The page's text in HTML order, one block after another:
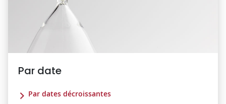
Par date
Par dates décroissantes